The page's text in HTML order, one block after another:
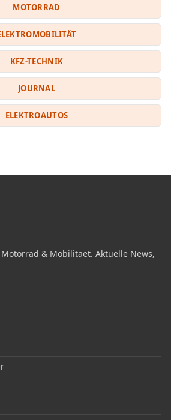
MOTORRAD
KFZ-TECHNIK
JOURNAL
ELEKTROAUTOS
& Mobilitaet. Aktuelle News,